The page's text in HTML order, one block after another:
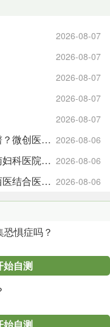
2026-08-07
2026-08-07
2026-08-07
2026-08-07
2026-08-07
2026-08-06
科专科优势
2026-08-06
项目解析
2026-08-06
科专科测评
惧症吗？
始自测